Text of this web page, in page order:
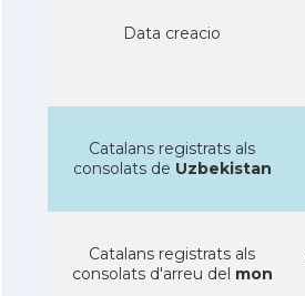
Data creacio
Catalans registrats als
consolats de Uzbekistan
Catalans registrats als
consolats d'arreu del mon